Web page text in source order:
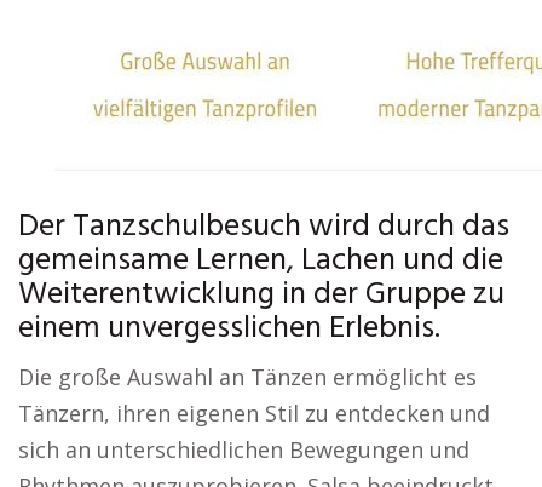
Der Tanzschulbesuch wird durch das
gemeinsame Lernen, Lachen und die
Weiterentwicklung in der Gruppe zu
einem unvergesslichen Erlebnis.
Die große Auswahl an Tänzen ermöglicht es
Tänzern, ihren eigenen Stil zu entdecken und
sich an unterschiedlichen Bewegungen und